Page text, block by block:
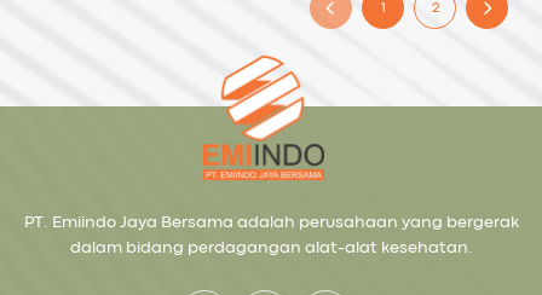
1 2
PT. Emiindo Jaya Bersama adalah perusahaan yang bergerak
dalam bidang perdagangan alat-alat kesehatan.